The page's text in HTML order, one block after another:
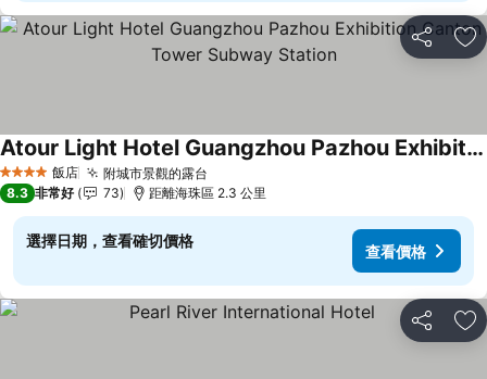
分享 加
4 星級 飯店 附城市景觀的露台
Atour Light Hotel Guangzhou Pazhou Exhibition Canton Tower Subway Station
查看價格
8.3 非常好 73 距離海珠區 2.3 公里
選擇日期，查看確切價格
查看價格
分享 加